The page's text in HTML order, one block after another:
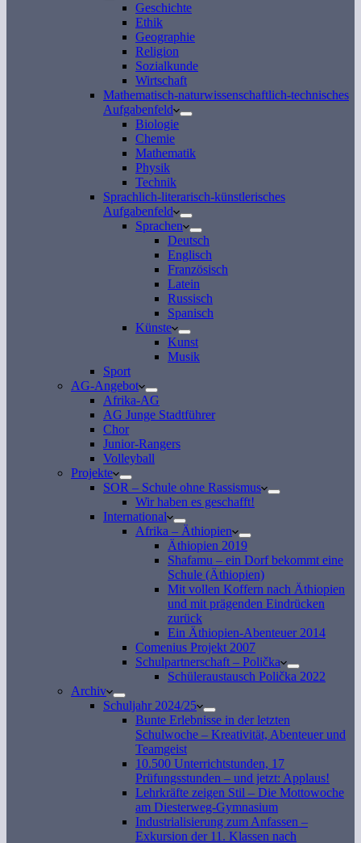
Geschichte
Ethik
Geographie
Religion
Sozialkunde
Wirtschaft
Mathematisch-naturwissenschaftlich-technisches
Aufgabenfeld
Biologie
Chemie
Mathematik
Physik
Technik
Sprachlich-literarisch-künstlerisches
Aufgabenfeld
Sprachen
Deutsch
Englisch
Französisch
Latein
Russisch
Spanisch
Künste
Kunst
Musik
Sport
AG-Angebot
Afrika-AG
AG Junge Stadtführer
Chor
Junior-Rangers
Volleyball
Projekte
SOR – Schule ohne Rassismus
Wir haben es geschafft!
International
Afrika – Äthiopien
Äthiopien 2019
Shafamu – ein Dorf bekommt eine
Schule (Äthiopien)
Mit vollen Koffern nach Äthiopien
und mit prägenden Eindrücken
zurück
Ein Äthiopien-Abenteuer 2014
Comenius Projekt 2007
Schulpartnerschaft – Polička
Schüleraustausch Polička 2022
Archiv
Schuljahr 2024/25
Bunte Erlebnisse in der letzten
Schulwoche – Kreativität, Abenteuer und
Teamgeist
10.500 Unterrichtstunden, 17
Prüfungsstunden – und jetzt: Applaus!
Lehrkräfte zeigen Stil – Die Mottowoche
am Diesterweg-Gymnasium
Industrialisierung zum Anfassen –
Exkursion der 11. Klassen nach